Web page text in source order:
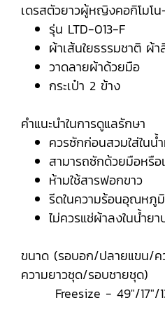
เดรสตัวยาวผู้หญิงคอกิโมโน
รุ่น LTD-013-F
ผ้าเส้นใยธรรมชาติ ผ้
วาดลายผ้าด้วยมือ
กระเป๋า 2 ข้าง
คำแนะนำในการดูแลรักษา
ควรซักก่อนสวมใส่ใน
สามารถซักด้วยมือหรือ
ห้ามใช้สารฟอกขาว
รีดในความร้อนอุณหภู
ไม่ควรแช่ผ้าลงในน้ำย
ขนาด (รอบอก/ปลายแขน/ค
ความยาวชุด/รอบชายชุด)
Freesize - 49"/17"/